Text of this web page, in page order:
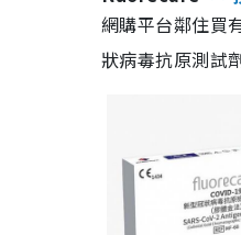
網購平台鄰住買
狀病毒抗原測試